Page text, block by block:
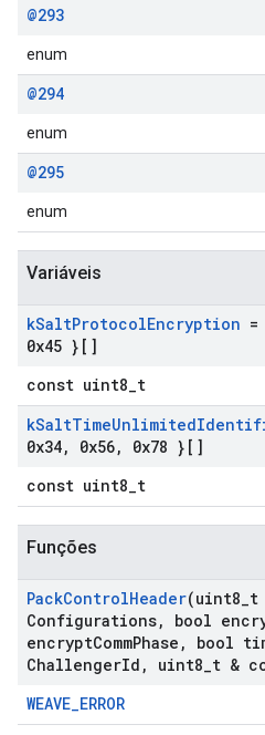
@293
enum
@294
enum
@295
enum
Variáveis
kSaltProtocolEncryption
0x45 }[]
const uint8_t
kSaltTimeUnlimited
0x34, 0x56,
0x78 }[]
const uint8_t
Funções
PackControlHeader(uint8 t
Configurations, bool
encryptCommPhase , bool
ChallengerId , uint8 t &
WEAVE_ERROR